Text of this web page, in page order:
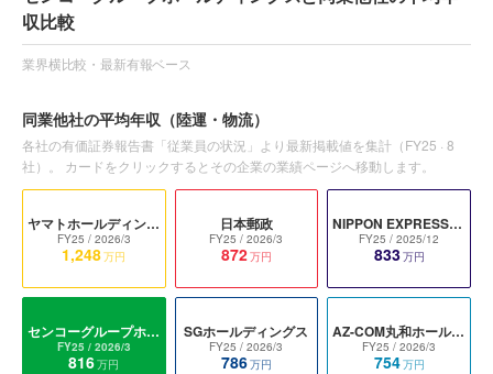
収比較
業界横比較・最新有報ベース
同業他社の平均年収 （陸運・物流）
各社の有価証券報告書「従業員の状況」より最新掲載値を集計（FY25 · 8
社）。 カードをクリックするとその企業の業績ページへ移動します。
ヤマトホールディングス
FY25 / 2026/3
1,248万円
日本郵政
FY25 / 2026/3
872万円
NIPPON EXPRESSホールディングス
FY25 / 2025/12
833万円
センコーグループホールディングス
FY25 / 2026/3
816万円
SGホールディングス
FY25 / 2026/3
786万円
AZ-COM丸和ホールディングス
FY25 / 2026/3
754万円